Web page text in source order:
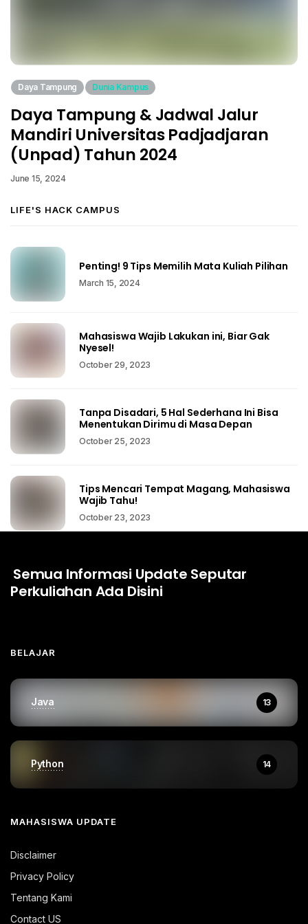
Daya Tampung Dunia Kampus
Daya Tampung & Jadwal Jalur
Mandiri Universitas Padjadjaran
(Unpad) Tahun 2024
June 15, 2024
LIFE'S HACK CAMPUS
Penting! 9 Tips Memilih Mata Kuliah Pilihan
March 15, 2024
Mahasiswa Wajib Lakukan ini, Biar Gak
Nyesel!
October 29, 2023
Tanpa Disadari, 5 Hal Sederhana Ini Bisa
Menentukan Dirimu di Masa Depan
October 25, 2023
Tips Mencari Tempat Magang, Mahasiswa
Wajib Tahu!
October 23, 2023
Semua Informasi Update Seputar
Perkuliahan Ada Disini
BELAJAR
Java 13
Python 14
MAHASISWA UPDATE
Disclaimer
Privacy Policy
Tentang Kami
Contact US